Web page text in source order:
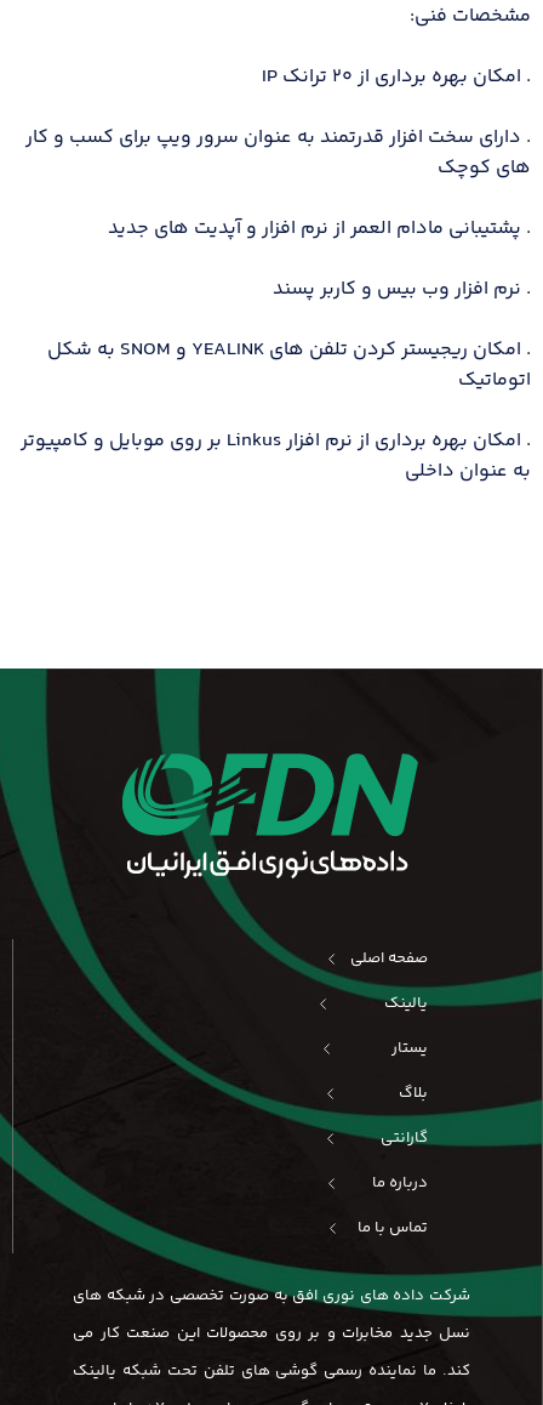
مشخصات فنی:
. امکان بهره برداری از ۲۰ ترانک IP
. دارای سخت افزار قدرتمند به عنوان سرور ویپ برای کسب و کار
های کوچک
. پشتیبانی مادام العمر از نرم افزار و آپدیت های جدید
. نرم افزار وب بیس و کاربر پسند
. امکان ریجیستر کردن تلفن های YEALINK و SNOM به شکل
اتوماتیک
. امکان بهره برداری از نرم افزار Linkus بر روی موبایل و کامپیوتر
به عنوان داخلی
صفحه اصلی
یالینک
یستار
بلاگ
گارانتی
درباره ما
تماس با ما
شرکت داده های نوری افق به صورت تخصصی در شبکه های
نسل جدید مخابرات و بر روی محصولات این صنعت کار می
کند. ما نماینده رسمی گوشی های تلفن تحت شبکه یالینک